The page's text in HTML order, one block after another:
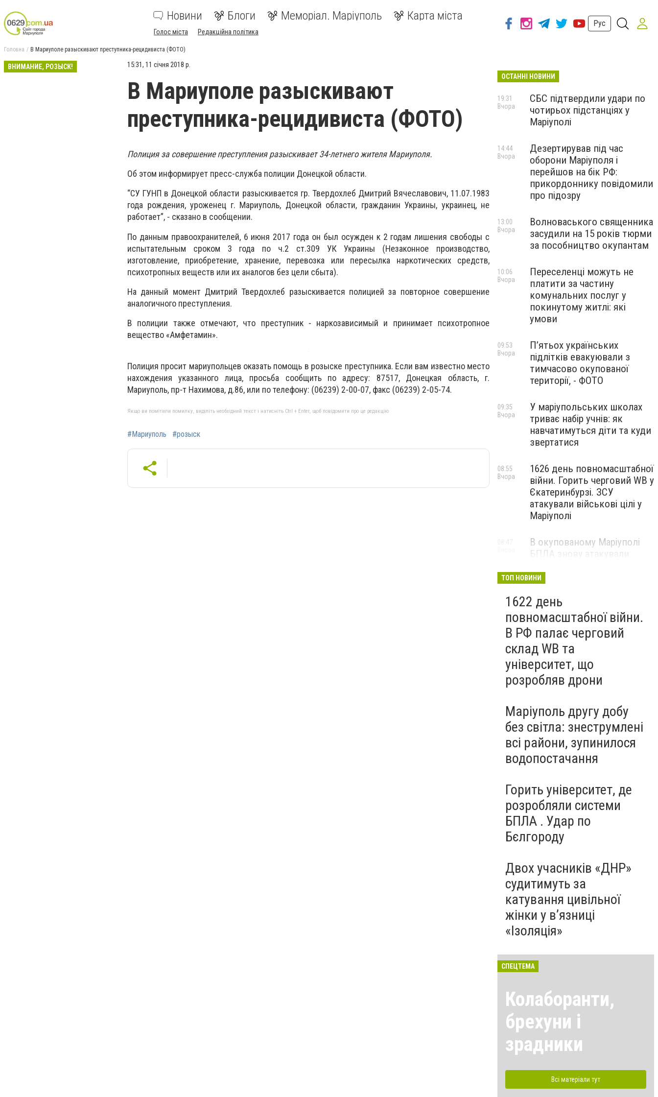
Новини Блоги Меморіал. Маріуполь Карта міста
Голос міста Редакційна політика
Рус
Головна В Мариуполе разыскивают преступника-рецидивиста (ФОТО)
ВНИМАНИЕ, РОЗЫСК! 15:31, 11 січня 2018 р.
В Мариуполе разыскивают
преступника-рецидивиста (ФОТО)
Полиция за совершение преступления разыскивает 34-летнего жителя Мариуполя.
Об этом информирует пресс-служба полиции Донецкой области.
“СУ ГУНП в Донецкой области разыскивается гр. Твердохлеб Дмитрий Вячеславович, 11.07.1983
года рождения, уроженец г. Мариуполь, Донецкой области, гражданин Украины, украинец, не
работает”, - сказано в сообщении.
По данным правоохранителей, 6 июня 2017 года он был осужден к 2 годам лишения свободы с
испытательным сроком 3 года по ч.2 ст.309 УК Украины (Незаконное производство,
изготовление, приобретение, хранение, перевозка или пересылка наркотических средств,
психотропных веществ или их аналогов без цели сбыта).
На данный момент Дмитрий Твердохлеб разыскивается полицией за повторное совершение
аналогичного преступления.
В полиции также отмечают, что преступник - наркозависимый и принимает психотропное
вещество «Амфетамин».
Полиция просит мариупольцев оказать помощь в розыске преступника. Если вам известно место
нахождения указанного лица, просьба сообщить по адресу: 87517, Донецкая область, г.
Мариуполь, пр-т Нахимова, д.86, или по телефону: (06239) 2-00-07, факс (06239) 2-05-74.
Якщо ви помітили помилку, виділіть необхідний текст і натисніть Ctrl + Enter, щоб повідомити про це редакцію
#Мариуполь #розыск
ОСТАННІ НОВИНИ
СБС підтвердили удари по
чотирьох підстанціях у
Маріуполі
19:31
Вчора
Дезертирував під час
оборони Маріуполя і
перейшов на бік РФ:
прикордоннику повідомили
про підозру
14:44
Вчора
Волноваського священника
засудили на 15 років тюрми
за пособництво окупантам
13:00
Вчора
Переселенці можуть не
платити за частину
комунальних послуг у
покинутому житлі: які
умови
10:06
Вчора
П’ятьох українських
підлітків евакуювали з
тимчасово окупованої
території, - ФОТО
09:53
Вчора
У маріупольських школах
триває набір учнів: як
навчатимуться діти та куди
звертатися
09:35
Вчора
1626 день повномасштабної
війни. Горить черговий WB у
Єкатеринбурзі. ЗСУ
атакували військові цілі у
Маріуполі
08:55
Вчора
В окупованому Маріуполі
БПЛА знову атакували
— ВІДЕО
ТОП НОВИНИ
1622 день
повномасштабної війни.
В РФ палає черговий
склад WB та
університет, що
розробляв дрони
Маріуполь другу добу
без світла: знеструмлені
всі райони, зупинилося
водопостачання
Горить університет, де
розробляли системи
БПЛА . Удар по
Бєлгороду
Двох учасників «ДНР»
судитимуть за
катування цивільної
жінки у в’язниці
«Ізоляція»
СПЕЦТЕМА
Колаборанти,
брехуни і
зрадники
Всі матеріали тут